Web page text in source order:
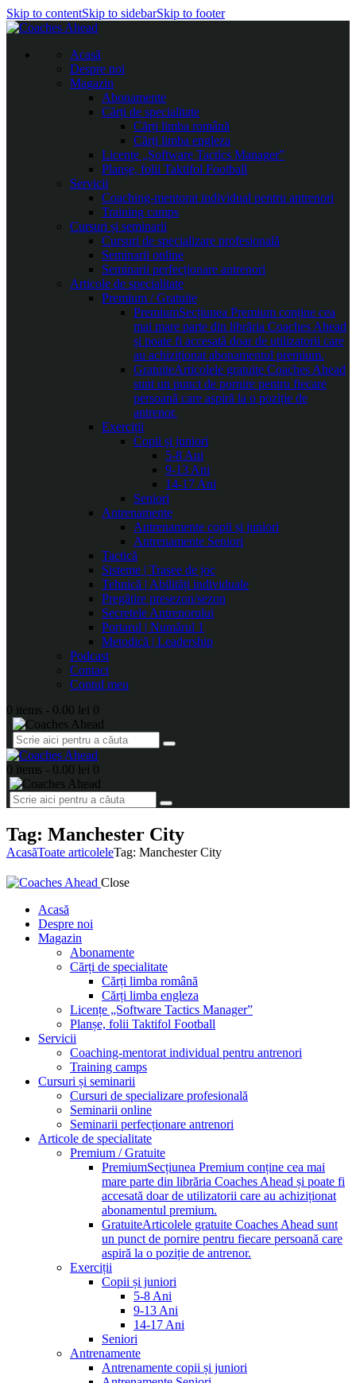
Skip to contentSkip to sidebarSkip to footer
Acasă
Despre noi
Magazin
Abonamente
Cărți de specialitate
Cărți limba română
Cărți limba engleza
Licențe „Software Tactics Manager”
Planșe, folii Taktifol Football
Servicii
Coaching-mentorat individual pentru antrenori
Training camps
Cursuri și seminarii
Cursuri de specializare profesională
Seminarii online
Seminarii perfecționare antrenori
Articole de specialitate
Premium / Gratuite
PremiumSecțiunea Premium conține cea
mai mare parte din librăria Coaches Ahead
și poate fi accesată doar de utilizatorii care
au achiziționat abonamentul premium.
GratuiteArticolele gratuite Coaches Ahead
sunt un punct de pornire pentru fiecare
persoană care aspiră la o poziție de
antrenor.
Exerciții
Copii și juniori
5-8 Ani
9-13 Ani
14-17 Ani
Seniori
Antrenamente
Antrenamente copii și juniori
Antrenamente Seniori
Tactică
Sisteme | Trasee de joc
Tehnică | Abilități individuale
Pregătire presezon/sezon
Secretele Antrenorului
Portarul | Numărul 1
Metodică | Leadership
Podcast
Contact
Contul meu
0 items - 0.00 lei 0
0 items - 0.00 lei 0
Tag: Manchester City
AcasăToate articoleleTag: Manchester City
Close
Acasă
Despre noi
Magazin
Abonamente
Cărți de specialitate
Cărți limba română
Cărți limba engleza
Licențe „Software Tactics Manager”
Planșe, folii Taktifol Football
Servicii
Coaching-mentorat individual pentru antrenori
Training camps
Cursuri și seminarii
Cursuri de specializare profesională
Seminarii online
Seminarii perfecționare antrenori
Articole de specialitate
Premium / Gratuite
PremiumSecțiunea Premium conține cea mai
mare parte din librăria Coaches Ahead și poate fi
accesată doar de utilizatorii care au achiziționat
abonamentul premium.
GratuiteArticolele gratuite Coaches Ahead sunt
un punct de pornire pentru fiecare persoană care
aspiră la o poziție de antrenor.
Exerciții
Copii și juniori
5-8 Ani
9-13 Ani
14-17 Ani
Seniori
Antrenamente
Antrenamente copii și juniori